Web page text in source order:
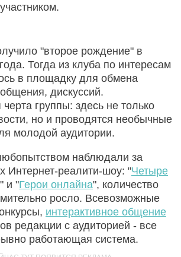
"второе рождение" в
Тогда из клуба по интересам
в площадку для обмена
дискуссий.
группы: здесь не только
но и проводятся необычные
молодой аудитории.
наблюдали за
Интернет-реалити-шоу: "Четыре
" и "Герои онлайна", количество
росло. Всевозможные
интерактивное общение
редакции с аудиторией - все
работающая система.